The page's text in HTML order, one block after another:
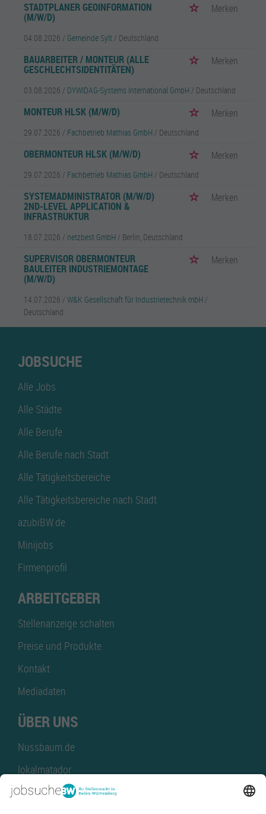
STADTPLANER GEOINFORMATION
(M/W/D)
Merken
04.08.2026 / Gemeinde Sylt / Deutschland
BAUARBEITER / MONTEUR (ALLE
GESCHLECHTSIDENTITÄTEN)
Merken
03.08.2026 / DYWIDAG-Systems International GmbH / Deutschland
MONTEUR HLSK (M/W/D) Merken
29.07.2026 / Fachbetrieb Mathias GmbH / Deutschland
OBERMONTEUR HLSK (M/W/D) Merken
29.07.2026 / Fachbetrieb Mathias GmbH / Deutschland
SYSTEMADMINISTRATOR (M/W/D)
2ND-LEVEL APPLICATION &
INFRASTRUKTUR
Merken
18.07.2026 / netzbest GmbH / Berlin, Deutschland
SUPERVISOR OBERMONTEUR
BAULEITER INDUSTRIEMONTAGE
(M/W/D)
Merken
14.07.2026 / W&K Gesellschaft für Industrietechnik mbH /
Deutschland
JOBSUCHE
Alle Jobs
Alle Städte
Alle Berufe
Alle Berufe nach Stadt
Alle Tätigkeitsbereiche
Alle Tätigkeitsbereiche nach Stadt
azubiBW.de
Minijobs
Firmenprofil
ARBEITGEBER
Stellenanzeige schalten
Preise und Produkte
Kontakt
Mediadaten
ÜBER UNS
Nussbaum.de
lokalmatador
kaufinBW